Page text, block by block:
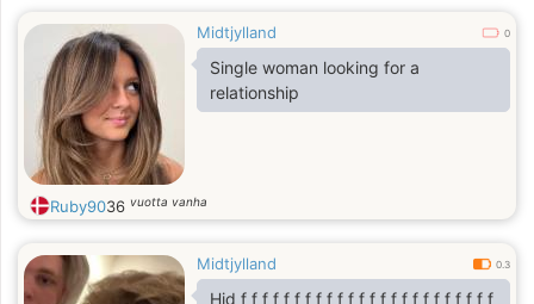
Midtjylland 0
Single woman looking for a
relationship
Ruby9036 vuotta vanha
Midtjylland 0.3
Hjd f f f f f f f f f f f f f f f f f f f f f f f f